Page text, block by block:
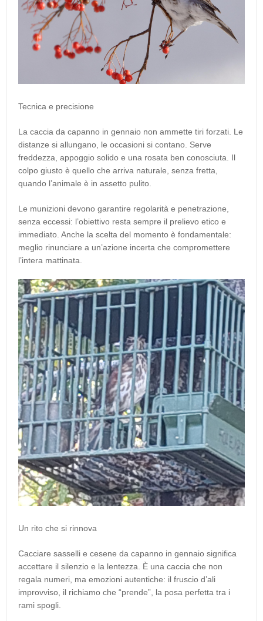
Tecnica e precisione
La caccia da capanno in gennaio non ammette tiri forzati. Le
distanze si allungano, le occasioni si contano. Serve
freddezza, appoggio solido e una rosata ben conosciuta. Il
colpo giusto è quello che arriva naturale, senza fretta,
quando l’animale è in assetto pulito.
Le munizioni devono garantire regolarità e penetrazione,
senza eccessi: l’obiettivo resta sempre il prelievo etico e
immediato. Anche la scelta del momento è fondamentale:
meglio rinunciare a un’azione incerta che compromettere
l’intera mattinata.
Un rito che si rinnova
Cacciare sasselli e cesene da capanno in gennaio significa
accettare il silenzio e la lentezza. È una caccia che non
regala numeri, ma emozioni autentiche: il fruscio d’ali
improvviso, il richiamo che “prende”, la posa perfetta tra i
rami spogli.